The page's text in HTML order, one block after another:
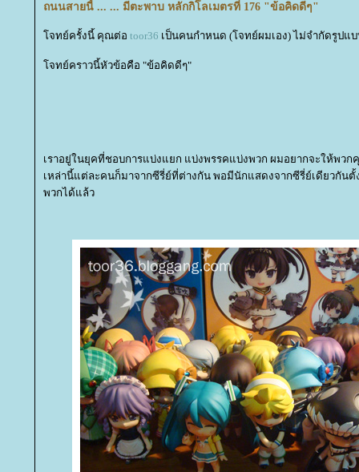
ถนนสายนี้ ... ... มีตะพาบ หลักกิโลเมตรที่ 176 "ข้อคิดดีๆ"
จทย์ครั้งนี้ คุณต่อ toor36 เป็นคนกำหนด (โจทย์ผมเอง) ไม่จำกัดรูปแ
จทย์คราวนี้หัวข้อคือ "ข้อคิดดีๆ"
เราอยู่ในยุคที่ชอบการแบ่งแยก แบ่งพรรคแบ่งพวก ผมอยากจะให้พ
เหล่านี้แต่ละคนก็มาจากซีรี่ย์ที่ต่างกัน พอมีนักแสดงจากซีรี่ย์เดียวกันตั้
พวกได้แล้ว